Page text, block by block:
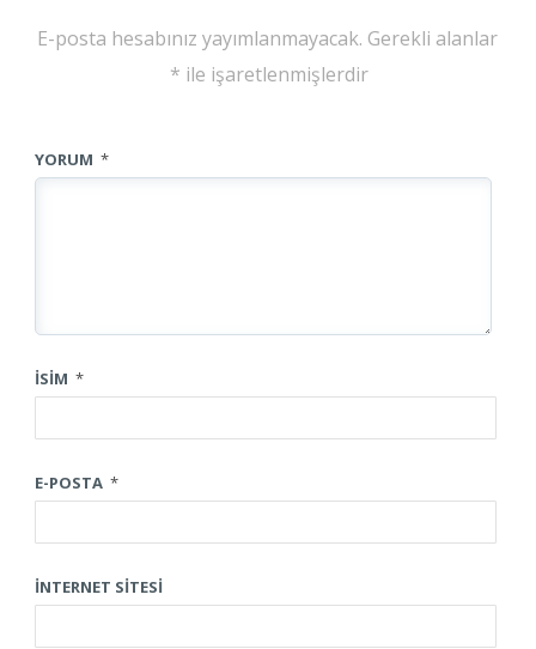
E-posta hesabınız yayımlanmayacak. Gerekli alanlar
* ile işaretlenmişlerdir
YORUM *
İSIM *
E-POSTA *
İNTERNET SITESI